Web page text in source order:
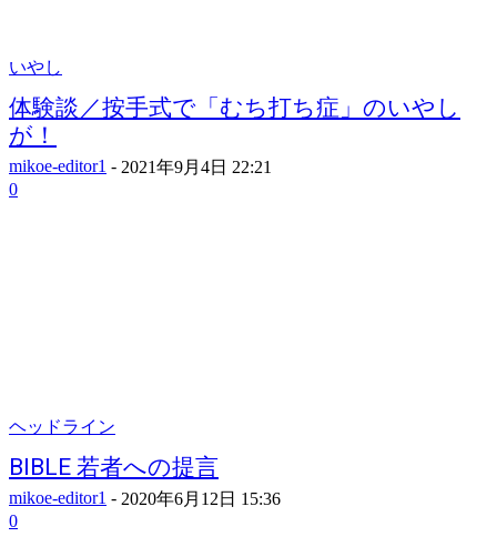
いやし
体験談／按手式で「むち打ち症」のいやし
が！
mikoe-editor1 - 2021年9月4日 22:21
0
ヘッドライン
BIBLE 若者への提言
mikoe-editor1 - 2020年6月12日 15:36
0